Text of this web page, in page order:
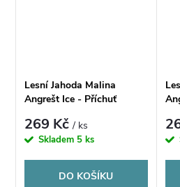
Lesní Jahoda Malina
Angrešt Ice - Příchuť
269 Kč/ ks
Skladem 5 ks
DO KOŠÍKU